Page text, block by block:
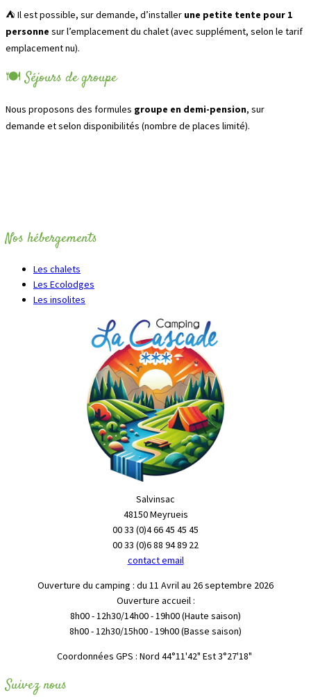
⛺ Il est possible, sur demande, d’installer une petite tente pour 1
personne sur l’emplacement du chalet (avec supplément, selon le tarif
emplacement nu).
🍽️ Séjours de groupe
Nous proposons des formules groupe en demi-pension, sur
demande et selon disponibilités (nombre de places limité).
Nos hébergements
Les chalets
Les Ecolodges
Les insolites
Salvinsac
48150 Meyrueis
00 33 (0)4 66 45 45 45
00 33 (0)6 88 94 89 22
contact email
Ouverture du camping : du 11 Avril au 26 septembre 2026
Ouverture accueil :
8h00 - 12h30/14h00 - 19h00 (Haute saison)
8h00 - 12h30/15h00 - 19h00 (Basse saison)
"Coordonnées GPS : Nord 44°11'42" Est 3°27'18
Suivez nous